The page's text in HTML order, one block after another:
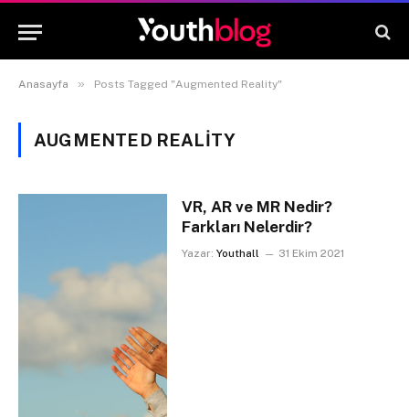
Anasayfa » Posts Tagged "Augmented Reality"
AUGMENTED REALITY
VR, AR ve MR Nedir?
Farkları Nelerdir?
Yazar: Youthall 31 Ekim 2021